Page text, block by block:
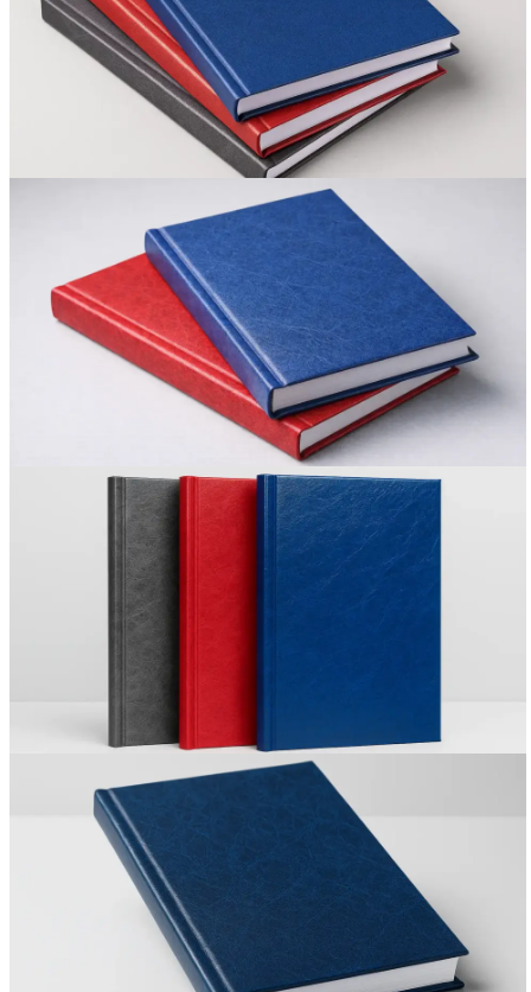
Вакансии
О компании
Написать директору
Контакты